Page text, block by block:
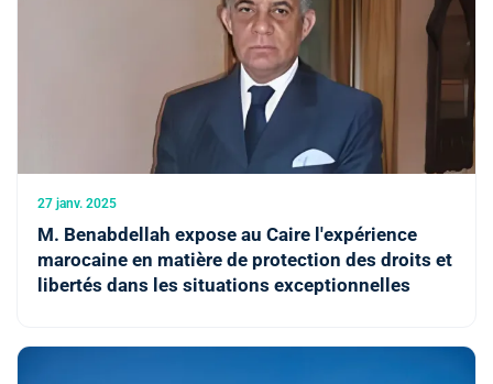
27 janv. 2025
M. Benabdellah expose au Caire l'expérience
marocaine en matière de protection des droits et
libertés dans les situations exceptionnelles